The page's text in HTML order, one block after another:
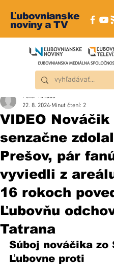
Ľubovnianske
noviny a TV
VIDEO Nováčik
senzačne zdolal
Prešov, pár
vyviedli z
16 rokoch
Ľubovňu
Tatrana
Peter Rindoš
22. 8. 2024 Minut čtení: 2
Súboj nováčika zo
Ľubovne proti